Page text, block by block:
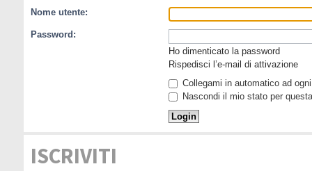
Nome utente:
Password:
Ho dimenticato la password
Rispedisci l’e-mail di attivazione
Collegami in automatico ad
Nascondi il mio stato per
ISCRIVITI